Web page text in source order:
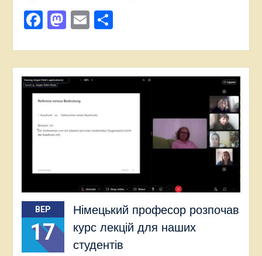
Facebook
Mastodon
EmailПоділитися
ВЕР
17
Німецький професор розпочав
курс лекцій для наших
студентів